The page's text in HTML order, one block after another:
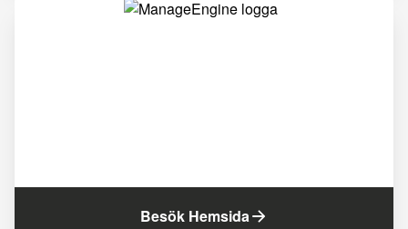
Besök Hemsida